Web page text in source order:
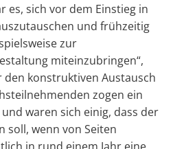
es, sich vor dem Einstieg in
und frühzeitig
zur
miteinzubringen“,
konstruktiven Austausch
zogen ein
waren sich einig, dass der
soll, wenn von Seiten
in rund einem Jahr eine